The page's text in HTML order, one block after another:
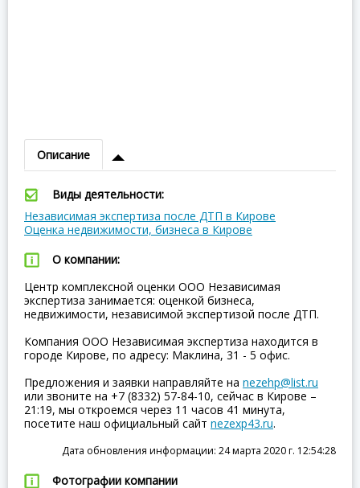
Описание
Виды деятельности:
Независимая экспертиза после ДТП в Кирове
Оценка недвижимости, бизнеса в Кирове
О компании:
Центр комплексной оценки ООО Независимая
экспертиза занимается: оценкой бизнеса,
недвижимости, независимой экспертизой после ДТП.
Компания ООО Независимая экспертиза находится в
городе Кирове, по адресу: Маклина, 31 - 5 офис.
Предложения и заявки направляйте на nezehp@list.ru
или звоните на +7 (8332) 57-84-10, сейчас в Кирове –
21:19, мы откроемся через 11 часов 41 минута,
посетите наш официальный сайт nezexp43.ru.
Дата обновления информации: 24 марта 2020 г. 12:54:28
Фотографии компании